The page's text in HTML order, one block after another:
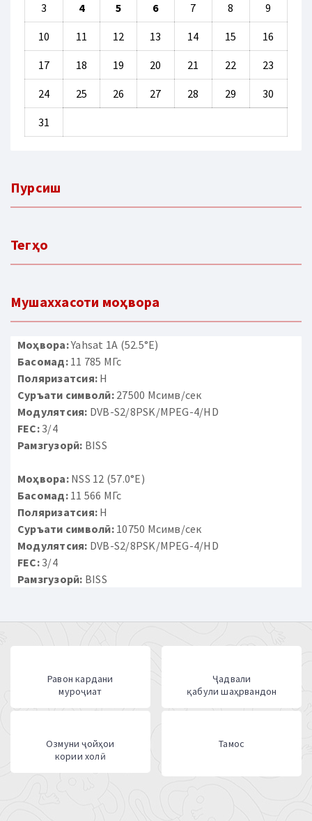
3 4 5 6 7 8 9
10 11 12 13 14 15 16
17 18 19 20 21 22 23
24 25 26 27 28 29 30
31
Пурсиш
Тегҳо
Мушаххасоти моҳвора
Моҳвора:Yahsat 1A (52.5°E)
Басомад:11 785 МГс
Поляризатсия: H
Суръати символӣ:27500 Мсимв/сек
Модулятсия: DVB-S2/8PSK/MPEG-4/HD
FEC:3/4
Рамзгузорӣ: BISS
Моҳвора:NSS 12 (57.0°E)
Басомад:11 566 МГс
Поляризатсия: H
Суръати символӣ:10750 Мсимв/сек
Модулятсия: DVB-S2/8PSK/MPEG-4/HD
FEC:3/4
Рамзгузорӣ: BISS
Равон кардани
муроҷиат
Ҷадвали
қабули шаҳрвандон
Озмуни ҷойҳои
кории холӣ
Тамос